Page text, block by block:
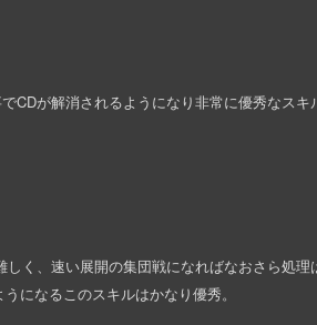
CDが解消されるようになり非常に優秀なスキ
く、速い展開の集団戦になればなおさら処
になるこのスキルはかなり優秀。